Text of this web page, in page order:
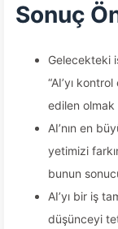
Sonuç
Gelecekteki
“AI’yı
edilen olmak
AI’nın en
yetimizi
bunun
AI’yı bir iş
düşünceyi